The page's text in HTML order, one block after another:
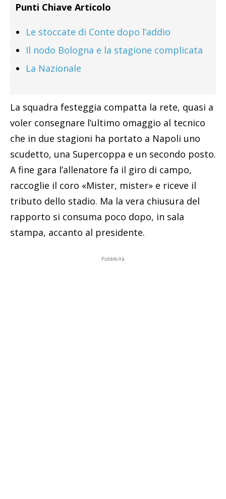
Punti Chiave Articolo
Le stoccate di Conte dopo l’addio
Il nodo Bologna e la stagione complicata
La Nazionale
La squadra festeggia compatta la rete, quasi a
voler consegnare l’ultimo omaggio al tecnico
che in due stagioni ha portato a Napoli uno
scudetto, una Supercoppa e un secondo posto.
A fine gara l’allenatore fa il giro di campo,
raccoglie il coro «Mister, mister» e riceve il
tributo dello stadio. Ma la vera chiusura del
rapporto si consuma poco dopo, in sala
stampa, accanto al presidente.
Pubblicità